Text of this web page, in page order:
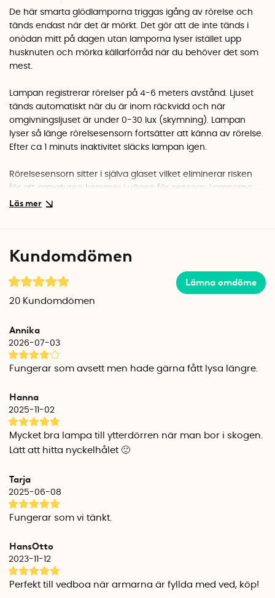
De här smarta glödlamporna triggas igång av rörelse och
tänds endast när det är mörkt. Det gör att de inte tänds i
onödan mitt på dagen utan lamporna lyser istället upp
husknuten och mörka källarförråd när du behöver det som
mest.
Lampan registrerar rörelser på 4-6 meters avstånd. Ljuset
tänds automatiskt när du är inom räckvidd och när
omgivnings ljuset är under 0-30 lux (skymning). Lampan
lyser så länge rörelsesensorn fortsätter att känna av rörelse.
Efter ca 1 minuts inaktivitet släcks lampan igen.
Rörelsesensorn sitter i själva glaset vilket eliminerar risken
för att armaturen kommer i vägen för sensorn. Lamporna
finns i två modeller:
W lamporna. Brinntid: 25 000 timmar.
Smart LED rörelsesensor 60 W:
2700 Kelvin, 806 Lumen, 10 W motsvarar de "gamla" 60 W
Kundomdömen
Lämna omdöme
20 Kundomdömen
Annika
2026-07-03
Fungerar som avsett men hade gärna fått lysa längre.
Hanna
2025-11-02
Mycket bra lampa till ytterdörren när man bor i skogen.
Lätt att hitta nyckelhålet 🙂
Tarja
2025-06-08
Fungerar som vi tänkt.
HansOtto
2023-11-12
Perfekt till vedboa när armarna är fyllda med ved, köp!